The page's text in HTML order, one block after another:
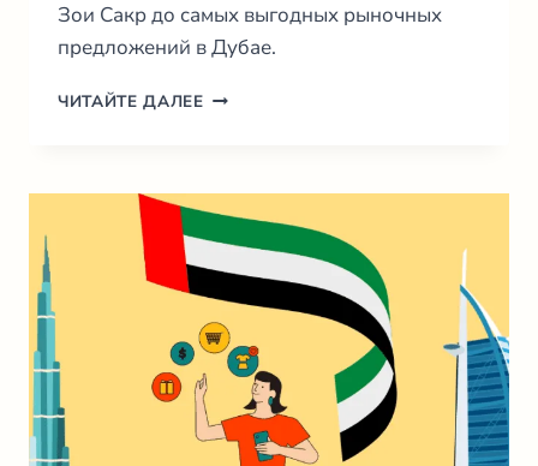
Зои Сакр до самых выгодных рыночных
предложений в Дубае.
ЧИТАЙТЕ ДАЛЕЕДОСТАВКА
2026:
ГИД
ПО
ЛУЧШИМ
СЕРВИСАМ